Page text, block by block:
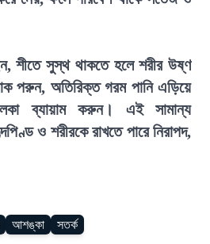
শীতে সুস্থ থাকতে হলে শরীর উষ্ণ
পরুন, অতিরিক্ত গরম পানি এড়িয়ে
ব্যায়াম করুন। এই সামান্য
ও শরীরকে রাখতে পারে নিরাপদ,
আশঙ্কা সতর্ক